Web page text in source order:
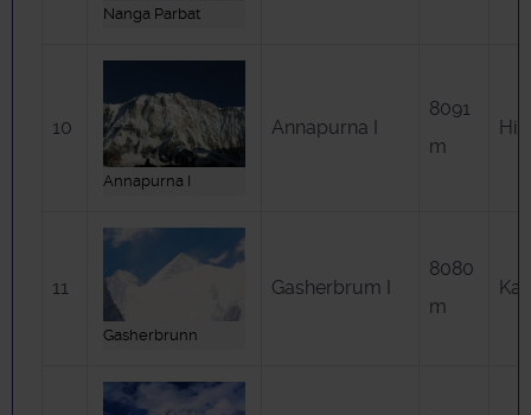
Nanga Parbat
10
Annapurna I
Annapurna I
8091
m
11
Gasherbrunn
Gasherbrum I
8080
m